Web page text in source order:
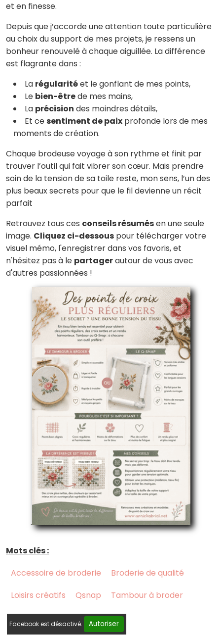
et en finesse.
Depuis que j’accorde une attention toute particulière
au choix du support de mes projets, je ressens un
bonheur renouvelé à chaque aiguillée. La différence
est flagrante dans :
La régularitéet le gonflant de mes points,
Le bien-êtrede mes mains,
La précision des moindres détails,
Et cesentiment de paix profonde lors de mes
moments de création.
Chaque brodeuse voyage à son rythme et finit par
trouver l’outil qui fait vibrer son cœur. Mais prendre
soin de la tension de sa toile reste, mon sens, l’un des
plus beaux secrets pour que le fil devienne un récit
parfait
Retrouvez tous ces conseils résumésen une seule
image. Cliquez ci-dessous pour télécharger votre
visuel mémo, l'enregistrer dans vos favoris, et
n'hésitez pas à le partagerautour de vous avec
d'autres passionnées !
.
Mots clés :
Accessoire de broderie
Broderie de qualité
Loisirs créatifs
Qsnap Tambour à broder
Facebook est désactivé. Autoriser